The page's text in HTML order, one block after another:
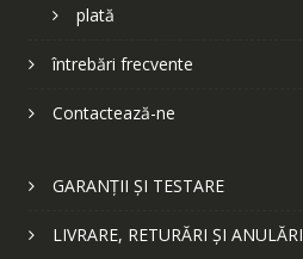
plată
întrebări frecvente
Contactează-ne
GARANȚII ȘI TESTARE
LIVRARE, RETURĂRI ȘI ANULĂRI